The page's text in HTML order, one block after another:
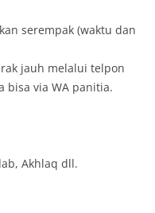
serempak (waktu dan
jauh melalui telpon
bisa via WA panitia.
Akhlaq dll.